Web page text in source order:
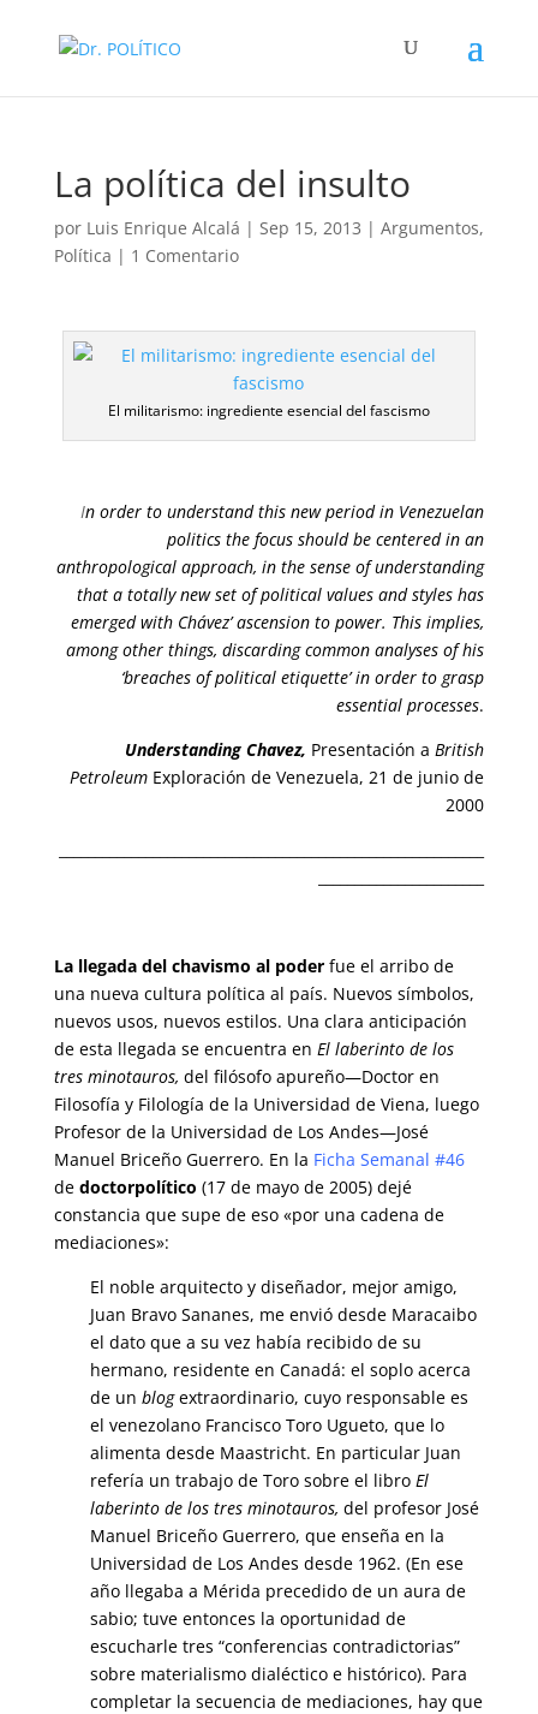
La política del insulto
por Luis Enrique Alcalá | Sep 15, 2013 | Argumentos,
Política | 1 Comentario
El militarismo: ingrediente esencial del fascismo
In order to understand this new period in Venezuelan
politics the focus should be centered in an
anthropological approach, in the sense of understanding
that a totally new set of political values and styles has
emerged with Chávez’ ascension to power. This implies,
among other things, discarding common analyses of his
‘breaches of political etiquette’ in order to grasp
essential processes.
Understanding Chavez, Presentación aBritish
Petroleum Exploración de Venezuela, 21 de junio de
2000
La llegada del chavismo al poder fue el arribo de
una nueva cultura política al país. Nuevos símbolos,
nuevos usos, nuevos estilos. Una clara anticipación
de esta llegada se encuentra en El laberinto de los
tres minotauros, del filósofo apureño—Doctor en
Filosofía y Filología de la Universidad de Viena, luego
Profesor de la Universidad de Los Andes—José
Manuel Briceño Guerrero. En la Ficha Semanal #46
de doctorpolítico (17 de mayo de 2005) dejé
constancia que supe de eso «por una cadena de
mediaciones»:
El noble arquitecto y diseñador, mejor amigo,
Juan Bravo Sananes, me envió desde Maracaibo
el dato que a su vez había recibido de su
hermano, residente en Canadá: el soplo acerca
de un blogextraordinario, cuyo responsable es
el venezolano Francisco Toro Ugueto, que lo
alimenta desde Maastricht. En particular Juan
refería un trabajo de Toro sobre el libro El
laberinto de los tres minotauros, del profesor José
Manuel Briceño Guerrero, que enseña en la
Universidad de Los Andes desde 1962. (En ese
año llegaba a Mérida precedido de un aura de
sabio; tuve entonces la oportunidad de
escucharle tres “conferencias contradictorias”
sobre materialismo dialéctico e histórico). Para
completar la secuencia de mediaciones, hay que